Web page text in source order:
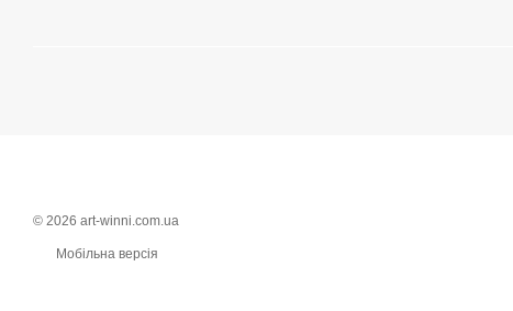
© 2026 art-winni.com.ua
Мобільна версія